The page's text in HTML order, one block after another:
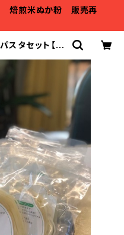
焙煎米ぬか粉 販売再
タセット【細